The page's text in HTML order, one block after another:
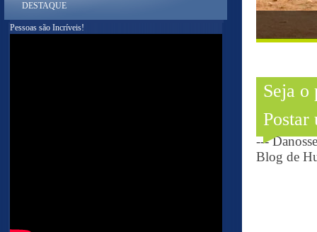
Seja o
Postar
---
Blog de
DESTAQUE
Pessoas são Incríveis!